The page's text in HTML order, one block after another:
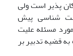
پذیر است ولی
شناسی پیش
نگری شده سال 1387 ) درمورد مسئله علیت
به قضیه تدبیر بر